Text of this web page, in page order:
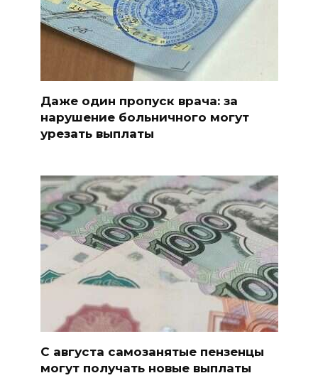
Даже один пропуск врача: за
нарушение больничного могут
урезать выплаты
С августа самозанятые пензенцы
могут получать новые выплаты